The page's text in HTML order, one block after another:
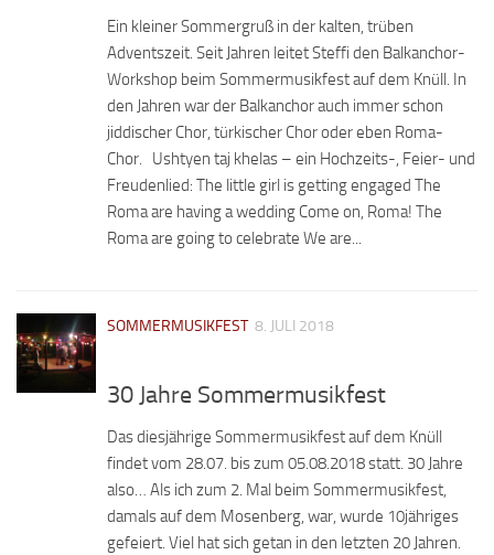
Ein kleiner Sommergruß in der kalten, trüben
Adventszeit. Seit Jahren leitet Steffi den Balkanchor-
Workshop beim Sommermusikfest auf dem Knüll. In
den Jahren war der Balkanchor auch immer schon
jiddischer Chor, türkischer Chor oder eben Roma-
Chor. Ushtyen taj khelas – ein Hochzeits-, Feier- und
Freudenlied: The little girl is getting engaged The
Roma are having a wedding Come on, Roma! The
Roma are going to celebrate We are...
SOMMERMUSIKFEST 8. JULI 2018
30 Jahre Sommermusikfest
Das diesjährige Sommermusikfest auf dem Knüll
findet vom 28.07. bis zum 05.08.2018 statt. 30 Jahre
also… Als ich zum 2. Mal beim Sommermusikfest,
damals auf dem Mosenberg, war, wurde 10jähriges
gefeiert. Viel hat sich getan in den letzten 20 Jahren.